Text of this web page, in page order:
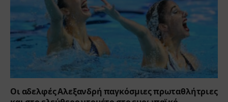
Οι αδελφές Αλεξανδρή παγκόσμιες πρωταθλήτριες